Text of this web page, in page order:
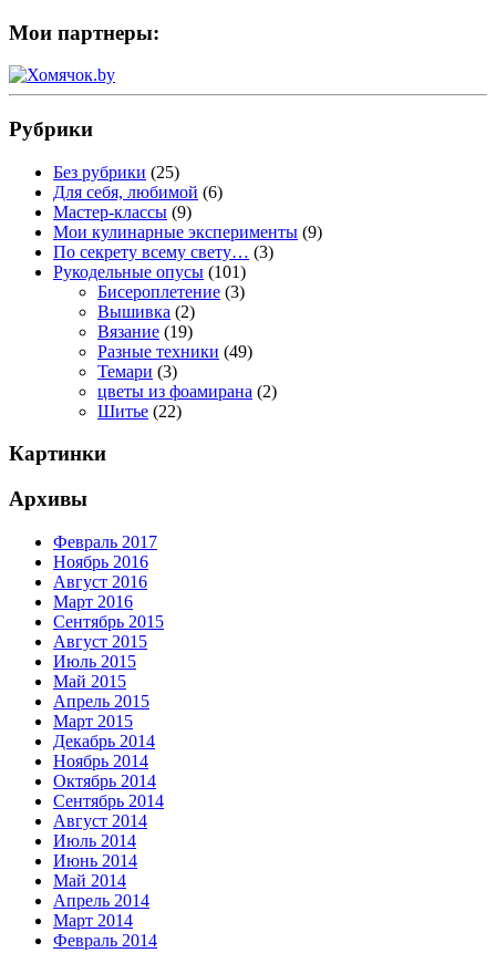
Мои партнеры:
Рубрики
Без рубрики (25)
Для себя, любимой (6)
Мастер-классы (9)
Мои кулинарные эксперименты (9)
По секрету всему свету… (3)
Рукодельные опусы (101)
Бисероплетение (3)
Вышивка (2)
Вязание (19)
Разные техники (49)
Темари (3)
цветы из фоамирана (2)
Шитье (22)
Картинки
Архивы
Февраль 2017
Ноябрь 2016
Август 2016
Март 2016
Сентябрь 2015
Август 2015
Июль 2015
Май 2015
Апрель 2015
Март 2015
Декабрь 2014
Ноябрь 2014
Октябрь 2014
Сентябрь 2014
Август 2014
Июль 2014
Июнь 2014
Май 2014
Апрель 2014
Март 2014
Февраль 2014